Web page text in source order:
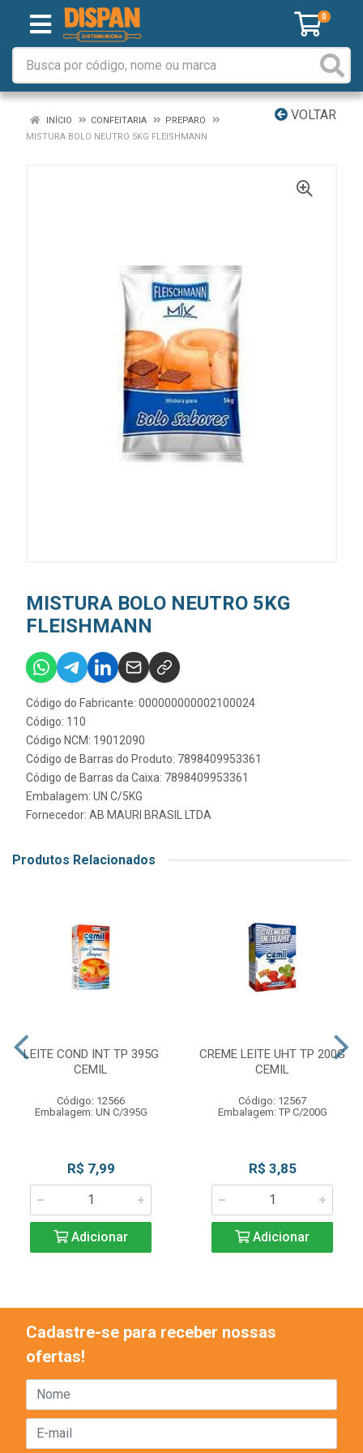
0
VOLTAR
INÍCIO CONFEITARIA
PREPARO
MISTURA BOLO NEUTRO 5KG FLEISHMANN
MISTURA BOLO NEUTRO 5KG
FLEISHMANN
Código do Fabricante: 000000000002100024
Código: 110
Código NCM: 19012090
Código de Barras do Produto: 7898409953361
Código de Barras da Caixa: 7898409953361
Embalagem: UN C/5KG
Fornecedor: AB MAURI BRASIL LTDA
Produtos Relacionados
LEITE COND INT TP 395G
CEMIL
Código: 12566
Embalagem: UN C/395G
R$ 7,99
Adicionar
CREME LEITE UHT TP 200G
CEMIL
Código: 12567
Embalagem: TP C/200G
R$ 3,85
Adicionar
Cadastre-se para receber nossas
ofertas!